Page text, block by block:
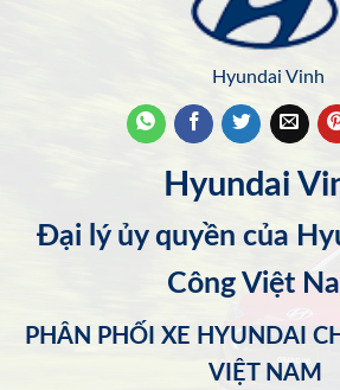
Hyundai Vinh
Hyundai
Đại lý ủy quyền của
Công Việt
PHÂN PHỐI XE HYUNDAI
VIỆT NAM